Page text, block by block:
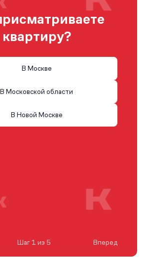
квартиру?
В Москве
В Московской области
В Новой Москве
Шаг 1 из 5 Вперед